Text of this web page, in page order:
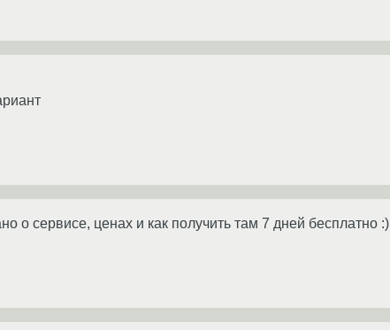
о сервисе, ценах и как получить там 7 дней бесплатно :)